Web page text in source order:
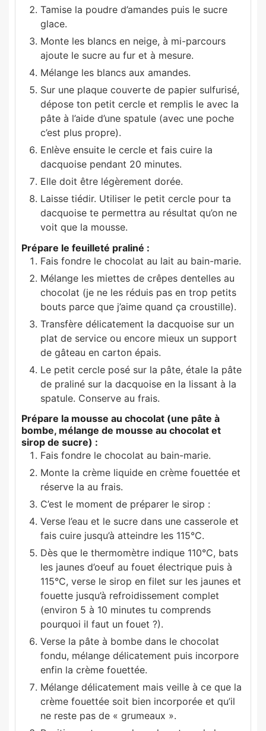
Tamise la poudre d’amandes puis le sucre
glace.
Monte les blancs en neige, à mi-parcours
ajoute le sucre au fur et à mesure.
Mélange les blancs aux amandes.
Sur une plaque couverte de papier sulfurisé,
dépose ton petit cercle et remplis le avec la
pâte à l’aide d’une spatule (avec une poche
c’est plus propre).
Enlève ensuite le cercle et fais cuire la
dacquoise pendant 20 minutes.
Elle doit être légèrement dorée.
Laisse tiédir. Utiliser le petit cercle pour ta
dacquoise te permettra au résultat qu’on ne
voit que la mousse.
Prépare le feuilleté praliné :
Fais fondre le chocolat au lait au bain-marie.
Mélange les miettes de crêpes dentelles au
chocolat (je ne les réduis pas en trop petits
bouts parce que j’aime quand ça croustille).
Transfère délicatement la dacquoise sur un
plat de service ou encore mieux un support
de gâteau en carton épais.
Le petit cercle posé sur la pâte, étale la pâte
de praliné sur la dacquoise en la lissant à la
spatule. Conserve au frais.
Prépare la mousse au chocolat (une pâte à
bombe, mélange de mousse au chocolat et
sirop de sucre) :
Fais fondre le chocolat au bain-marie.
Monte la crème liquide en crème fouettée et
réserve la au frais.
C’est le moment de préparer le sirop :
Verse l’eau et le sucre dans une casserole et
fais cuire jusqu’à atteindre les 115°C.
Dès que le thermomètre indique 110°C, bats
les jaunes d’oeuf au fouet électrique puis à
115°C, verse le sirop en filet sur les jaunes et
fouette jusqu’à refroidissement complet
(environ 5 à 10 minutes tu comprends
pourquoi il faut un fouet ?).
Verse la pâte à bombe dans le chocolat
fondu, mélange délicatement puis incorpore
enfin la crème fouettée.
Mélange délicatement mais veille à ce que la
crème fouettée soit bien incorporée et qu’il
ne reste pas de « grumeaux ».